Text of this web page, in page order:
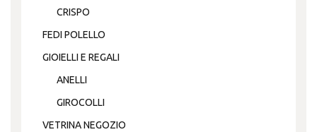
CRISPO
FEDI POLELLO
GIOIELLI E REGALI
ANELLI
GIROCOLLI
VETRINA NEGOZIO